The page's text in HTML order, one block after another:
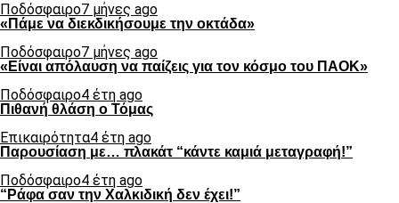
Ποδόσφαιρο7 μήνες ago
«Πάμε να διεκδικήσουμε την οκτάδα»
Ποδόσφαιρο7 μήνες ago
«Είναι απόλαυση να παίζεις για τον κόσμο του ΠΑΟΚ»
Ποδόσφαιρο4 έτη ago
Πιθανή θλάση ο Τόμας
Επικαιρότητα4 έτη ago
Παρουσίαση με… πλακάτ “κάντε καμιά μεταγραφή!”
Ποδόσφαιρο4 έτη ago
“Ράφα σαν την Χαλκιδική δεν έχει!”